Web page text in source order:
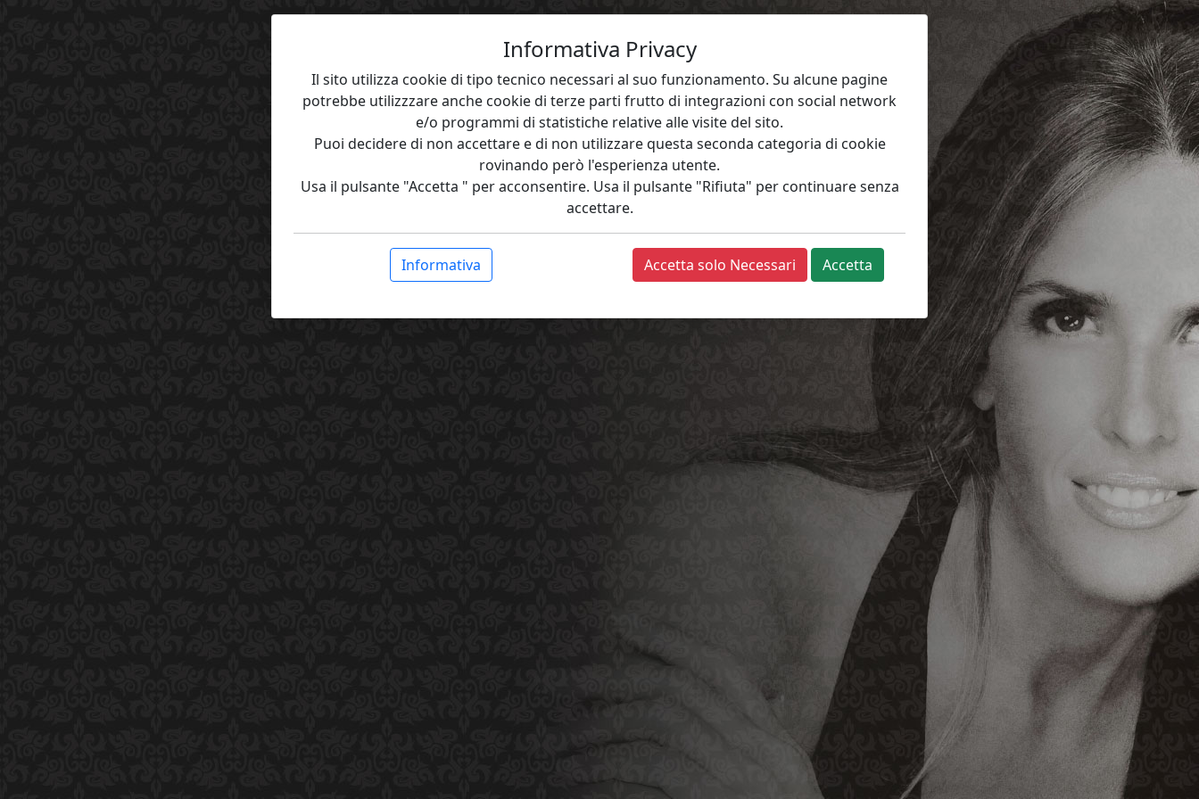
Informativa Privacy
Il sito utilizza cookie di tipo tecnico necessari al suo funzionamento. Su alcune pagine
potrebbe utilizzzare anche cookie di terze parti frutto di integrazioni con social network
e/o programmi di statistiche relative alle visite del sito.
Puoi decidere di non accettare e di non utilizzare questa seconda categoria di cookie
rovinando però l'esperienza utente.
Usa il pulsante "Accetta " per acconsentire. Usa il pulsante "Rifiuta" per continuare senza
accettare.
Informativa Accetta solo Necessari Accetta